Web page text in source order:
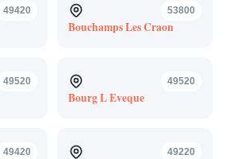
49420 53800
Bouchamps Les Craon
49520 49520
Bourg L Eveque
49420 49220